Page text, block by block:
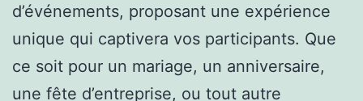
d’événements, proposant une expérience
unique qui captivera vos participants. Que
ce soit pour un mariage, un anniversaire,
une fête d’entreprise, ou tout autre